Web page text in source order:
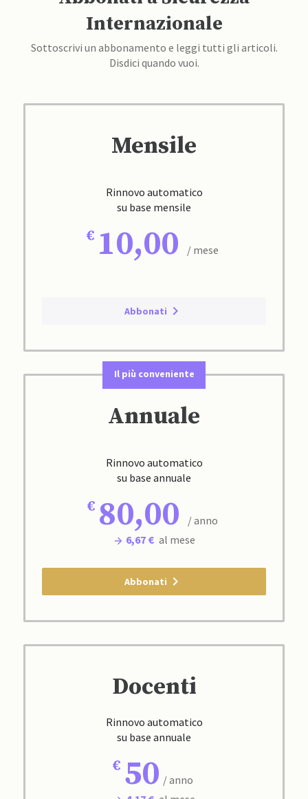
Internazionale
Sottoscrivi un abbonamento e leggi tutti gli articoli.
Disdici quando vuoi.
Mensile
Rinnovo automatico
su base mensile
10,00 / mese
Abbonati
Il più conveniente
Annuale
Rinnovo automatico
su base annuale
80,00
/ anno
6,67 € al mese
Abbonati
Docenti
Rinnovo automatico
su base annuale
50 / anno